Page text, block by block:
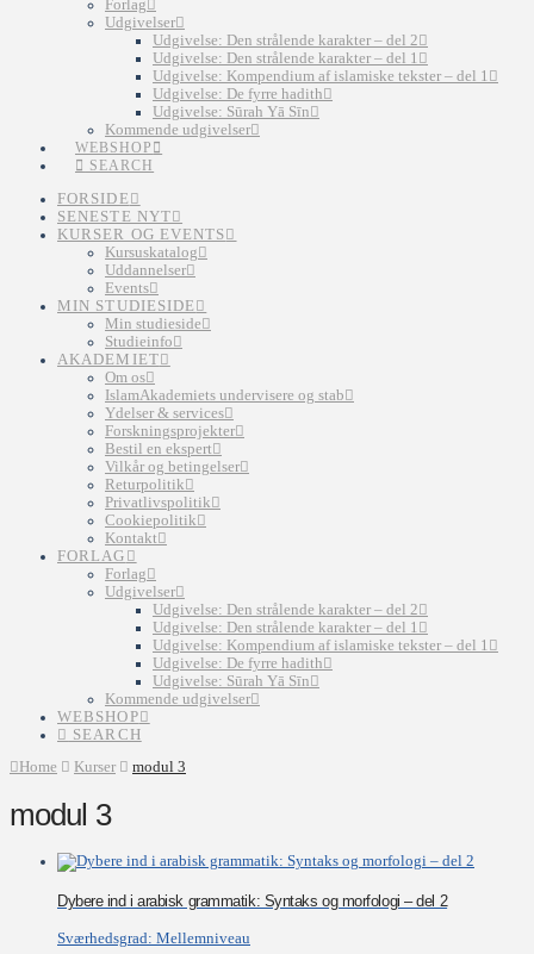
Forlag
Udgivelser
Udgivelse: Den strålende karakter – del 2
Udgivelse: Den strålende karakter – del 1
Udgivelse: Kompendium af islamiske tekster – del 1
Udgivelse: De fyrre hadith
Udgivelse: Sūrah Yā Sīn
Kommende udgivelser
WEBSHOP
SEARCH
FORSIDE
SENESTE NYT
KURSER OG EVENTS
Kursuskatalog
Uddannelser
Events
MIN STUDIESIDE
Min studieside
Studieinfo
AKADEMIET
Om os
IslamAkademiets undervisere og stab
Ydelser & services
Forskningsprojekter
Bestil en ekspert
Vilkår og betingelser
Returpolitik
Privatlivspolitik
Cookiepolitik
Kontakt
FORLAG
Forlag
Udgivelser
Udgivelse: Den strålende karakter – del 2
Udgivelse: Den strålende karakter – del 1
Udgivelse: Kompendium af islamiske tekster – del 1
Udgivelse: De fyrre hadith
Udgivelse: Sūrah Yā Sīn
Kommende udgivelser
WEBSHOP
SEARCH
Home
Kurser modul 3
modul 3
Dybere ind i arabisk grammatik: Syntaks og morfologi – del 2
Sværhedsgrad: Mellemniveau